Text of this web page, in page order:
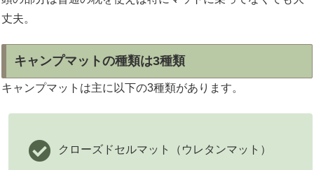
丈夫。
キャンプマットの種類は3種類
キャンプマットは主に以下の3種類があります。
クローズドセルマット（ウレタンマット）